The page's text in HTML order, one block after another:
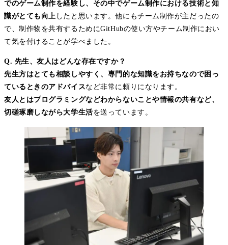
でのゲーム制作を経験し、その中でゲーム制作における技術と知
識がとても向上 したと思います。他にもチーム制作が主だったの
で、制作物を共有するためにGitHubの使い方やチーム制作におい
て気を付けることが学べました。
Q. 先生、友人はどんな存在ですか？
先生方はとても相談しやすく、専門的な知識をお持ちなので困っ
ているときのアドバイスなど非常に頼りになります。
友人とはプログラミングなどわからないことや情報の共有など、
切磋琢磨しながら大学生活を送っています。